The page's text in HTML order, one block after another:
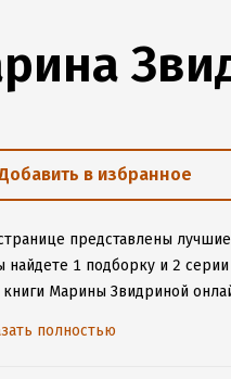
в избранное
представлены
найдете 1 подборку и 2 серии
Марины Звидриной
полностью